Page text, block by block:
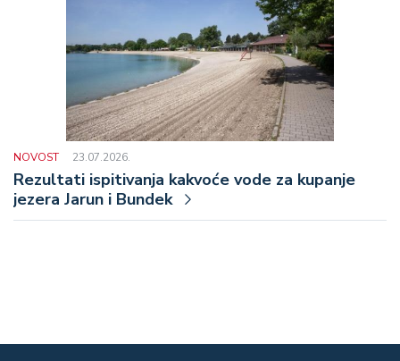
NOVOST 23.07.2026.
Rezultati ispitivanja kakvoće vode za kupanje
jezera Jarun i Bundek